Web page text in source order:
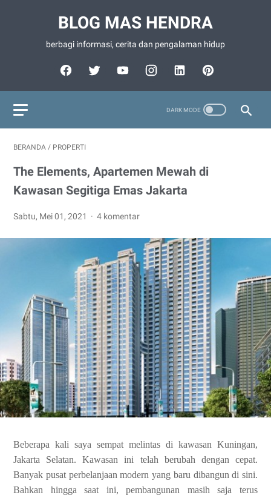
BLOG MAS HENDRA
berbagi informasi, cerita dan pengalaman hidup
BERANDA / PROPERTI
The Elements, Apartemen Mewah di
Kawasan Segitiga Emas Jakarta
Sabtu, Mei 01, 2021 4 komentar
Beberapa kali saya sempat melintas di kawasan Kuningan,
Jakarta Selatan. Kawasan ini telah berubah dengan cepat.
Banyak pusat perbelanjaan modern yang baru dibangun di sini.
Bahkan hingga saat ini, pembangunan masih saja terus